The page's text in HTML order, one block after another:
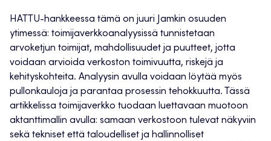
HATTU-hankkeessa tämä on juuri Jamkin osuuden
ytimessä: toimijaverkkoanalyysissä tunnistetaan
arvoketjun toimijat, mahdollisuudet ja puutteet, jotta
voidaan arvioida verkoston toimivuutta, riskejä ja
kehityskohteita. Analyysin avulla voidaan löytää myös
pullonkauloja ja parantaa prosessin tehokkuutta. Tässä
artikkelissa toimijaverkko tuodaan luettavaan muotoon
aktanttimallin avulla: samaan verkostoon tulevat näkyviin
sekä tekniset että taloudelliset ja hallinnolliset